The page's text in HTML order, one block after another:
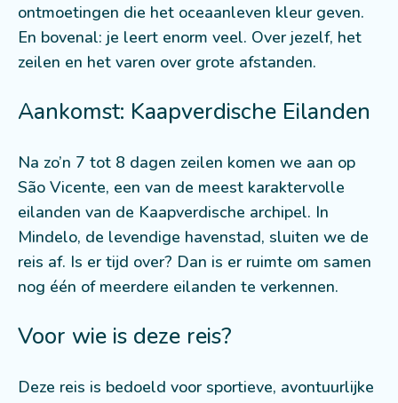
ontmoetingen die het oceaanleven kleur geven.
En bovenal: je leert enorm veel. Over jezelf, het
zeilen en het varen over grote afstanden.
Aankomst: Kaapverdische Eilanden
Na zo’n 7 tot 8 dagen zeilen komen we aan op
São Vicente, een van de meest karaktervolle
eilanden van de Kaapverdische archipel. In
Mindelo, de levendige havenstad, sluiten we de
reis af. Is er tijd over? Dan is er ruimte om samen
nog één of meerdere eilanden te verkennen.
Voor wie is deze reis?
Deze reis is bedoeld voor sportieve, avontuurlijke